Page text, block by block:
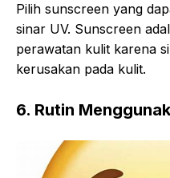
Pilih sunscreen yang
sinar UV. Sunscreen
perawatan kulit karena
kerusakan pada kulit.
6. Rutin